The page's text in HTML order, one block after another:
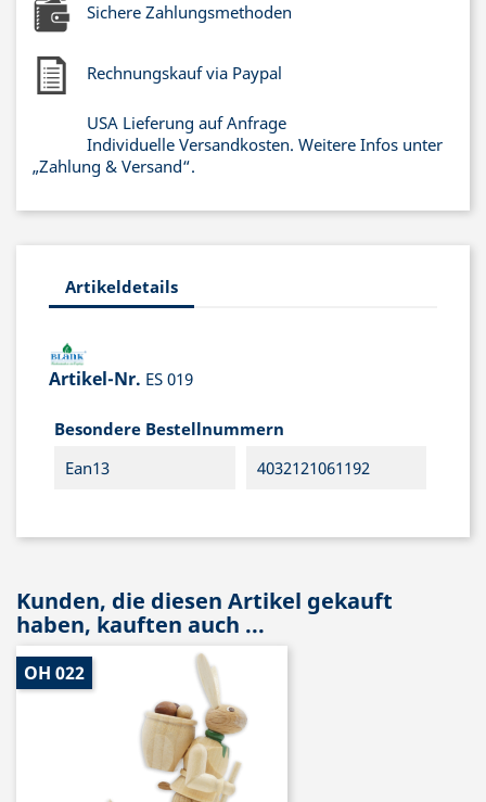
Sichere Zahlungsmethoden
Rechnungskauf via Paypal
USA Lieferung auf Anfrage
Individuelle Versandkosten. Weitere Infos unter
„Zahlung & Versand“.
Artikeldetails
Artikel-Nr. ES 019
Besondere Bestellnummern
Ean13
4032121061192
Kunden, die diesen Artikel gekauft
haben, kauften auch ...
OH 022